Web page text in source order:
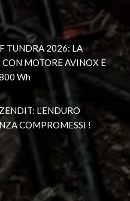
TUNDRA 2026: LA
MOTORE AVINOX E
Wh
L’ENDURO
COMPROMESSI !